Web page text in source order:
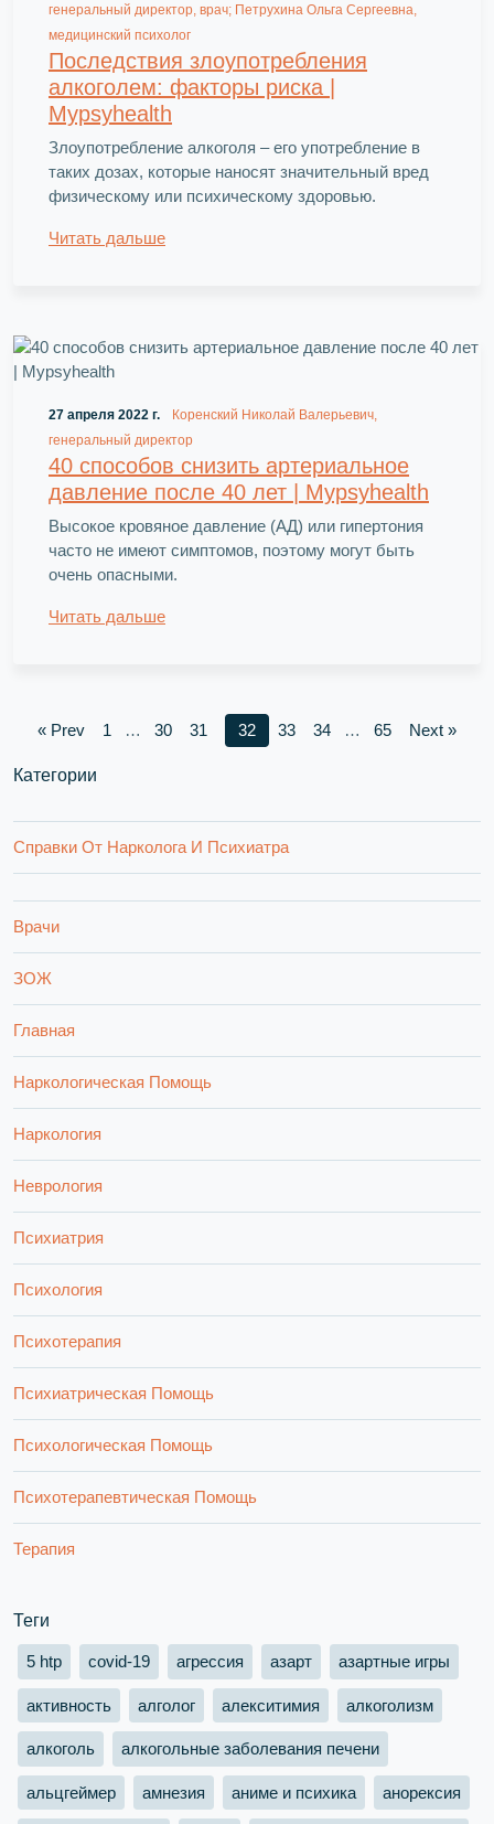
генеральный директор, врач; Петрухина Ольга Сергеевна,
медицинский психолог
Последствия злоупотребления
алкоголем: факторы риска |
Mypsyhealth
Злоупотребление алкоголя – его употребление в
таких дозах, которые наносят значительный вред
физическому или психическому здоровью.
Читать дальше
27 апреля 2022 г.
Коренский Николай Валерьевич,
генеральный директор
40 способов снизить артериальное
давление после 40 лет | Mypsyhealth
Высокое кровяное давление (АД) или гипертония
часто не имеют симптомов, поэтому могут быть
очень опасными.
Читать дальше
« Prev 1 … 30 31 32 33 34 … 65 Next »
Категории
Справки От Нарколога И Психиатра
Врачи
ЗОЖ
Главная
Наркологическая Помощь
Наркология
Неврология
Психиатрия
Психология
Психотерапия
Психиатрическая Помощь
Психологическая Помощь
Психотерапевтическая Помощь
Терапия
Теги
5 htp covid-19 агрессия азарт азартные игры
активность алголог алекситимия алкоголизм
алкоголь алкогольные заболевания печени
альцгеймер амнезия аниме и психика анорексия